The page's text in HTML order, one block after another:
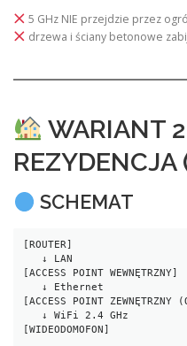
5 GHz NIE przejdzie przez
drzewa i ściany betonowe
WARIANT
SCHEMAT
[ROUTER]
   ↓ LAN
[ACCESS POINT WEWNĘTRZNY]
   ↓ Ethernet
[ACCESS POINT ZEWNĘTRZNY
   ↓ WiFi 2.4 GHz
[WIDEODOMOFON]